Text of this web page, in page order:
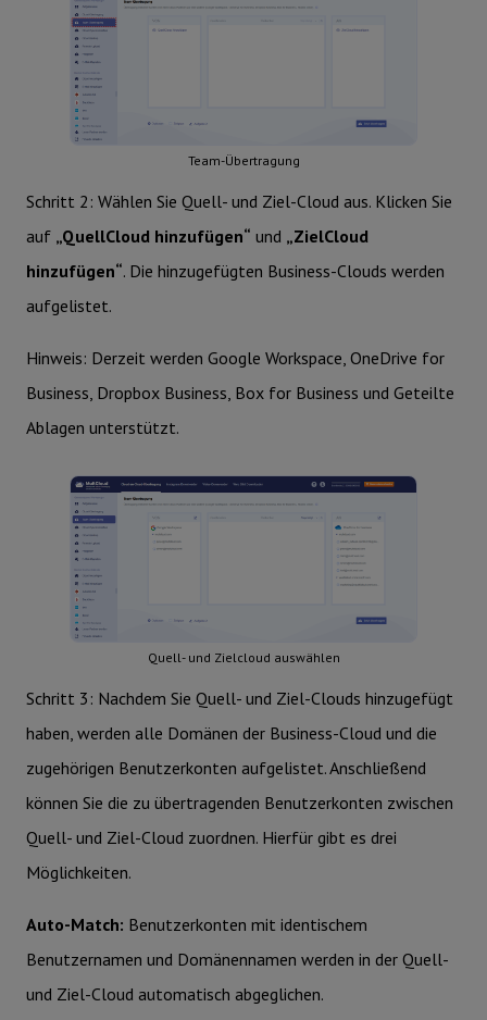
Team-Übertragung
Schritt 2: Wählen Sie Quell- und Ziel-Cloud aus. Klicken Sie
auf „QuellCloud hinzufügen“ und „ZielCloud
hinzufügen“. Die hinzugefügten Business-Clouds werden
aufgelistet.
Hinweis: Derzeit werden Google Workspace, OneDrive for
Business, Dropbox Business, Box for Business und Geteilte
Ablagen unterstützt.
Quell- und Zielcloud auswählen
Schritt 3: Nachdem Sie Quell- und Ziel-Clouds hinzugefügt
haben, werden alle Domänen der Business-Cloud und die
zugehörigen Benutzerkonten aufgelistet. Anschließend
können Sie die zu übertragenden Benutzerkonten zwischen
Quell- und Ziel-Cloud zuordnen. Hierfür gibt es drei
Möglichkeiten.
Auto-Match: Benutzerkonten mit identischem
Benutzernamen und Domänennamen werden in der Quell-
und Ziel-Cloud automatisch abgeglichen.